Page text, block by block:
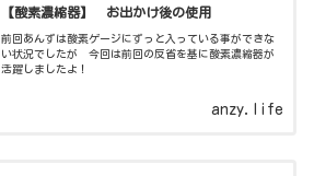
【酸素濃縮器】 お出かけ後の使用
前回あんずは酸素ゲージにずっと入っている事ができな
い状況でしたが 今回は前回の反省を基に酸素濃縮器が
活躍しましたよ！
anzy.life